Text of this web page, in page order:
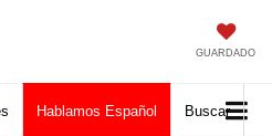
GUARDADO
Hablamos Español Buscar